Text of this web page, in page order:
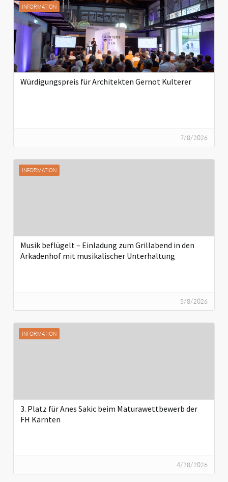
INFORMATION
Würdigungspreis für Architekten Gernot Kulterer
7/8/2026
INFORMATION
Musik beflügelt – Einladung zum Grillabend in den
Arkadenhof mit musikalischer Unterhaltung
5/8/2026
INFORMATION
3. Platz für Anes Sakic beim Maturawettbewerb der
FH Kärnten
4/28/2026